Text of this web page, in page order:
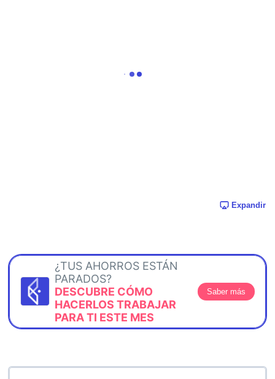
Expandir
¿TUS AHORROS ESTÁN
PARADOS?
DESCUBRE CÓMO
HACERLOS TRABAJAR
PARA TI ESTE MES
Saber más